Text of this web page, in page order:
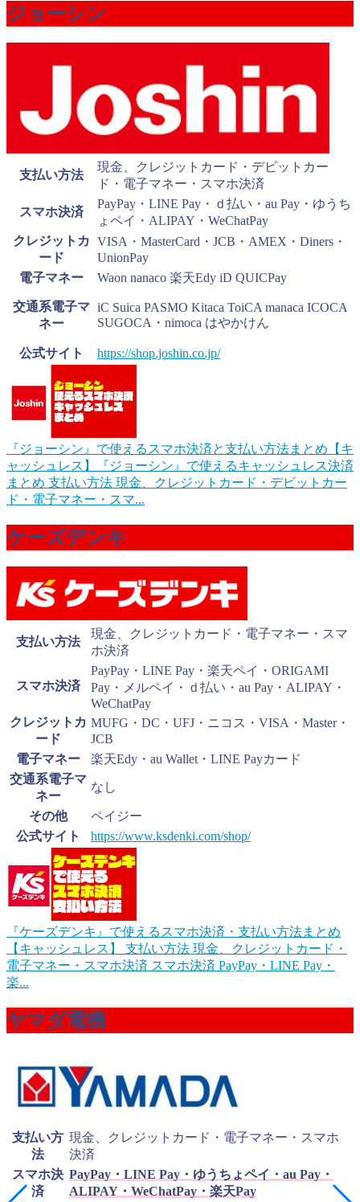
ジョーシン
支払い方法
現金、クレジットカード・デビットカー
ド・電子マネー・スマホ決済
スマホ決済
PayPay・LINE Pay・ｄ払い・au Pay・ゆうち
ょペイ・ALIPAY・WeChatPay
クレジットカ
ード
VISA・MasterCard・JCB・AMEX・Diners・
UnionPay
電子マネー
Waon nanaco 楽天Edy iD QUICPay
交通系電子マ
ネー
iC Suica PASMO Kitaca ToiCA manaca ICOCA
SUGOCA・nimoca はやかけん
公式サイト https://shop.joshin.co.jp/
『ジョーシン』で使えるスマホ決済と支払い方法まとめ【キ
ャッシュレス】
『ジョーシン』で使えるキャッシュレス決済
まとめ 支払い方法 現金、クレジットカード・デビットカー
ド・電子マネー・スマ...
ケーズデンキ
支払い方法
現金、クレジットカード・電子マネー・スマ
ホ決済
スマホ決済
PayPay・LINE Pay・楽天ペイ・ORIGAMI
Pay・メルペイ・ｄ払い・au Pay・ALIPAY・
WeChatPay
クレジットカ
ード
MUFG・DC・UFJ・ニコス・VISA・Master・
JCB
電子マネー
楽天Edy・au Wallet・LINE Payカード
交通系電子マ
ネー
なし
その他
ペイジー
公式サイト
https://www.ksdenki.com/shop/
『ケーズデンキ』で使えるスマホ決済・支払い方法まとめ
【キャッシュレス】
支払い方法 現金、クレジットカード・
電子マネー・スマホ決済 スマホ決済 PayPay・LINE Pay・
楽...
ヤマダ電機
支払い方
法
現金、クレジットカード・電子マネー・スマホ
決済
スマホ決
済
PayPay・LINE Pay・ゆうちょペイ・au Pay・
ALIPAY・WeChatPay・楽天Pay